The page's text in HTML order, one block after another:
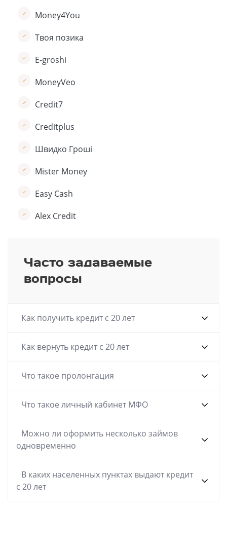
Money4You
Твоя позика
E-groshi
MoneyVeo
Credit7
Creditplus
Швидко Гроші
Mister Money
Easy Cash
Alex Credit
Часто задаваемые
вопросы
Как получить кредит с 20 лет
Как вернуть кредит с 20 лет
Что такое пролонгация
Что такое личный кабинет МФО
Можно ли оформить несколько займов
одновременно
В каких населенных пунктах выдают кредит
с 20 лет